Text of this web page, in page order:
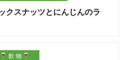
クスナッツとにんじんのラ
飲 物